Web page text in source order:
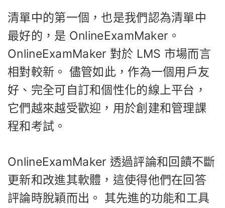
清單中的第一個，也是我們認為清單中
最好的，是 OnlineExamMaker。
OnlineExamMaker 對於 LMS 市場而言
相對較新。 儘管如此，作為一個用戶友
好、完全可自訂和個性化的線上平台，
它們越來越受歡迎，用於創建和管理課
程和考試。
OnlineExamMaker 透過評論和回饋不斷
更新和改進其軟體，這使得他們在回答
評論時脫穎而出。 其先進的功能和工具